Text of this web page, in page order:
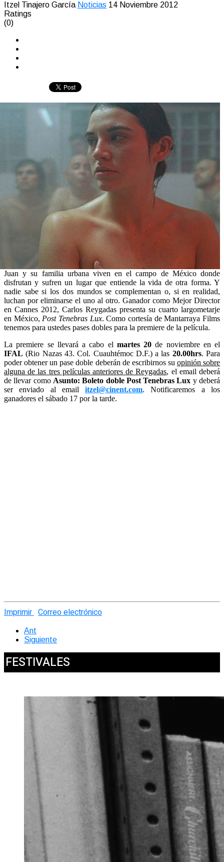
Itzel Tinajero García Noticias 14 Noviembre 2012
Ratings
(0)
Juan y su familia urbana viven en el campo de México donde
disfrutan y sufren un lugar que entiende la vida de otra forma. Y
nadie sabe si los dos mundos se complementan o, si en realidad,
luchan por eliminarse el uno al otro. Ganador como Mejor Director
en Cannes 2012, Carlos Reygadas presenta su cuarto largometarje
en México, Post Tenebras Lux. Como cortesía de Mantarraya Films
tenemos para ustedes pases dobles para la premiere de la película.
La premiere se llevará a cabo el martes 20 de noviembre en el
IFAL (Rio Nazas 43. Col. Cuauhtémoc D.F.) a las 20.00hrs. Para
poder obtener un pase doble deberán de escribirnos su opinión sobre
alguna de las tres películas anteriores de Reygadas, el email deberá
de llevar como Asunto: Boleto doble Post Tenebras Lux y deberá
ser enviado al email
itzel@cinent.com. Notificaremos a los
ganadores el sábado 17 por la tarde.
Imprimir Correo electrónico
Ant
Siguiente
FESTIVALES